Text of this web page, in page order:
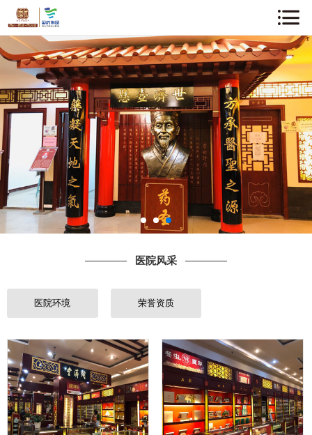
医院风采
医院环境 荣誉资质
网站首页
关于我们
企业动态
中医知识
医院风采
就诊指南